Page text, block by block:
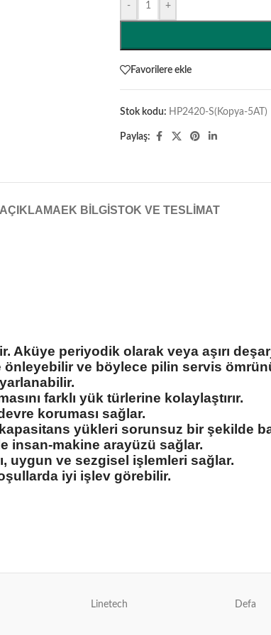
- +
Favorilere ekle
Stok kodu: HP2420-S(Kopya-5AT)
Paylaş:
AÇIKLAMA EK BILGI STOK VE TESLIMAT
Aküye periyodik olarak veya aşırı
ve böylece pilin servis
farklı yük türlerine kolaylaştırır.
koruması sağlar.
yükleri sorunsuz bir şekilde
insan-makine arayüzü sağlar.
uygun ve sezgisel işlemleri sağlar.
iyi işlev görebilir.
Linetech Defa